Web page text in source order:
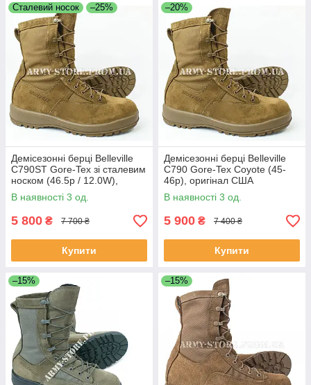
Сталевий носок –25%
Демісезонні берці Belleville
C790ST Gore-Tex зі сталевим
носком (46.5р / 12.0W),
оригінал США
В наявності 3 од.
5 800 ₴ 7 700 ₴
Купити
–20%
Демісезонні берці Belleville
C790 Gore-Tex Coyote (45-
46р), оригінал США
В наявності 3 од.
5 900 ₴ 7 400 ₴
Купити
–15% –15%